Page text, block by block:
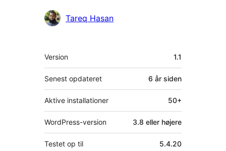
Bidragsydere
Tareq Hasan
Meta
Version 1.1
Senest opdateret 6 år siden
Aktive installationer 50+
WordPress-version 3.8 eller højere
Testet op til 5.4.20